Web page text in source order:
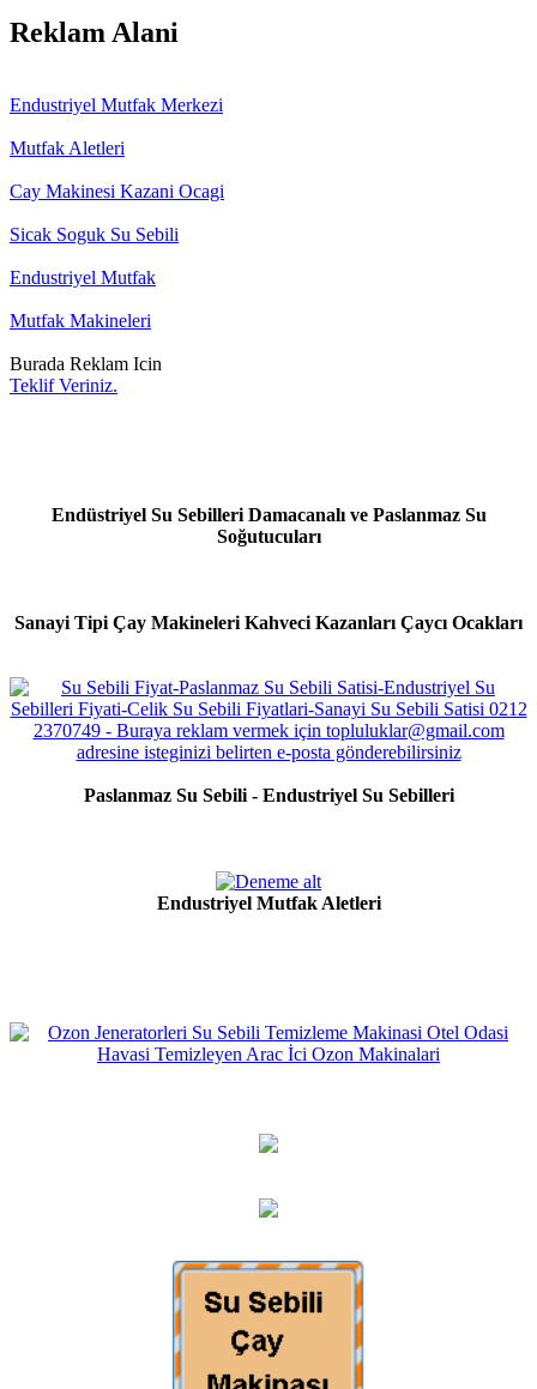
Reklam Alani
Endustriyel Mutfak Merkezi
Mutfak Aletleri
Cay Makinesi Kazani Ocagi
Sicak Soguk Su Sebili
Endustriyel Mutfak
Mutfak Makineleri
Burada Reklam Icin
Teklif Veriniz.
Endüstriyel Su Sebilleri Damacanalı ve Paslanmaz Su
Soğutucuları
Sanayi Tipi Çay Makineleri Kahveci Kazanları Çaycı Ocakları
Paslanmaz Su Sebili - Endustriyel Su Sebilleri
Endustriyel Mutfak Aletleri